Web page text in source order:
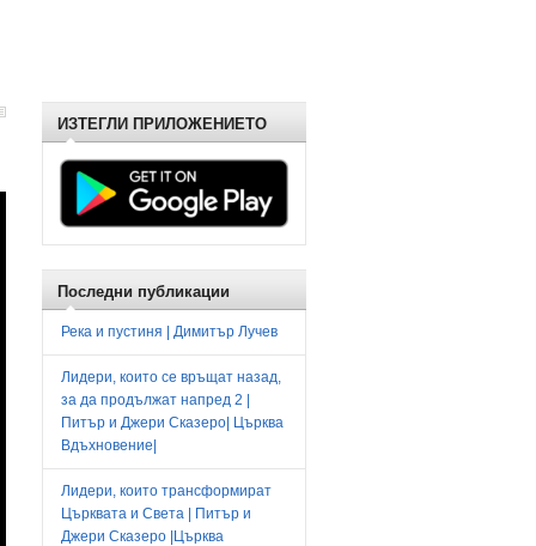
ИЗТЕГЛИ ПРИЛОЖЕНИЕТО
Последни публикации
Река и пустиня | Димитър Лучев
Лидери, които се връщат назад,
за да продължат напред 2 |
Питър и Джери Сказеро| Църква
Вдъхновение|
Лидери, които трансформират
Църквата и Света | Питър и
Джери Сказеро |Църква